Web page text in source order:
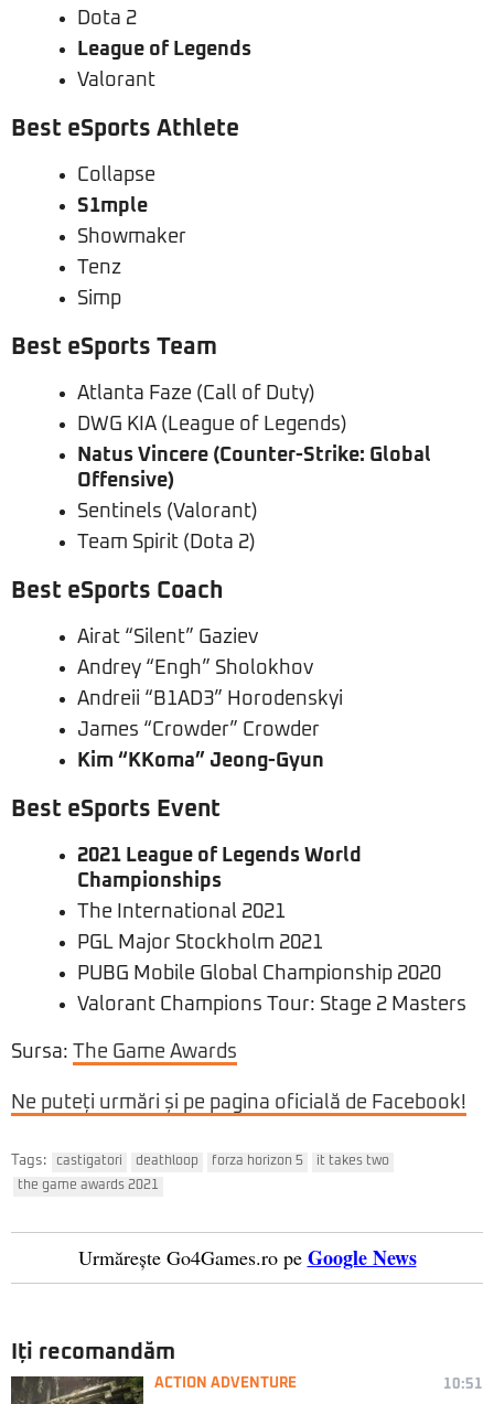
Dota 2
League of Legends
Valorant
Best eSports Athlete
Collapse
S1mple
Showmaker
Tenz
Simp
Best eSports Team
Atlanta Faze (Call of Duty)
DWG KIA (League of Legends)
Natus Vincere (Counter-Strike: Global
Offensive)
Sentinels (Valorant)
Team Spirit (Dota 2)
Best eSports Coach
Airat “Silent” Gaziev
Andrey “Engh” Sholokhov
Andreii “B1AD3” Horodenskyi
James “Crowder” Crowder
Kim “KKoma” Jeong-Gyun
Best eSports Event
2021 League of Legends World
Championships
The International 2021
PGL Major Stockholm 2021
PUBG Mobile Global Championship 2020
Valorant Champions Tour: Stage 2 Masters
Sursa: The Game Awards
Ne puteți urmări și pe pagina oficială de Facebook!
Tags: castigatori deathloop forza horizon 5
it takes two
the game awards 2021
Urmărește Go4Games.ro pe Google News
Iți recomandăm
ACTION ADVENTURE 10:51